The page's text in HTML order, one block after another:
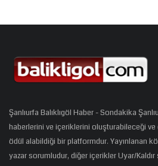
Şanlıurfa Balıklıgöl Haber - Sondakika
haberlerini ve içeriklerini oluşturabileceği
ödül alabildiği bir platformdur. Yayınlanan
yazar sorumludur, diğer içerikler Uyar/